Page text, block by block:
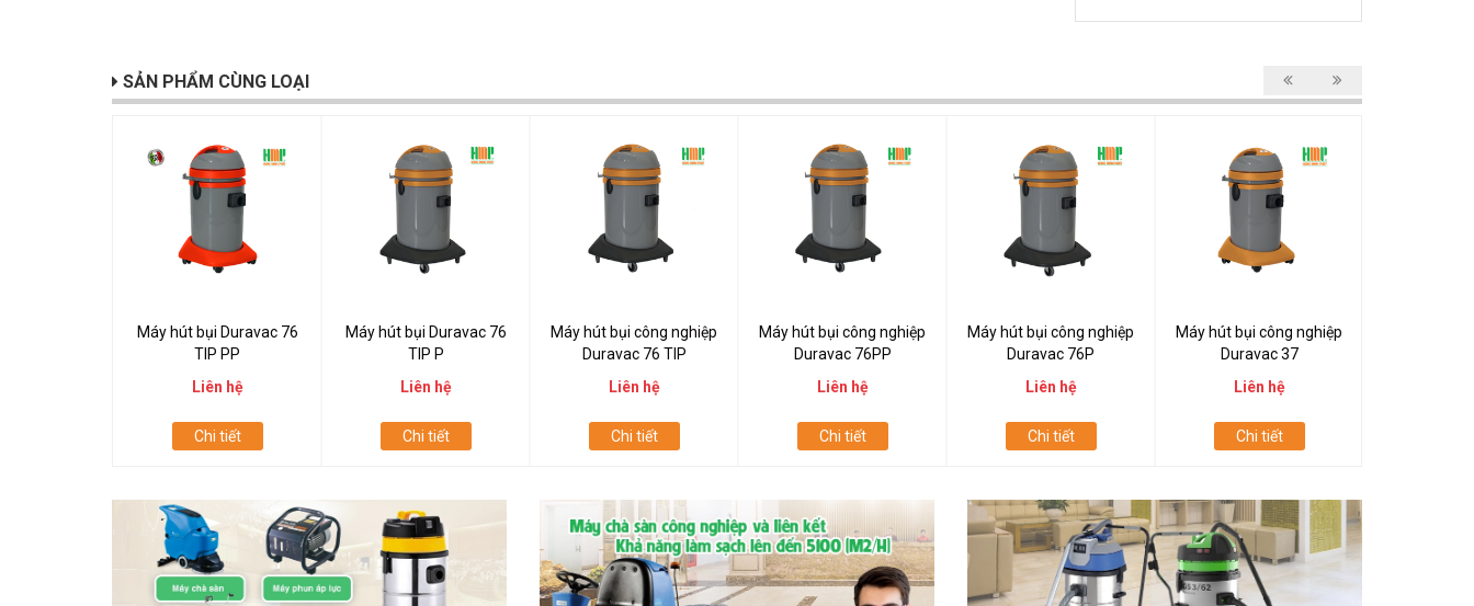
SẢN PHẨM CÙNG LOẠI
Máy hút bụi Duravac 76
TIP PP
Liên hệ
Chi tiết
Máy hút bụi Duravac 76
TIP P
Liên hệ
Chi tiết
Máy hút bụi công nghiệp
Duravac 76 TIP
Liên hệ
Chi tiết
Máy hút bụi công nghiệp
Duravac 76PP
Liên hệ
Chi tiết
Máy hút bụi công nghiệp
Duravac 76P
Liên hệ
Chi tiết
Máy hút bụi công nghiệp
Duravac 37
Liên hệ
Chi tiết